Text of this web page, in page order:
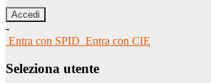
-
Entra con SPID Entra con CIE
Seleziona utente